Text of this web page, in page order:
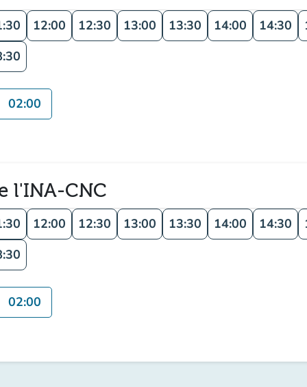
12:00 12:30 13:00 13:30 14:00 14:30
02:00
l'INA-CNC
12:00 12:30 13:00 13:30 14:00 14:30
02:00